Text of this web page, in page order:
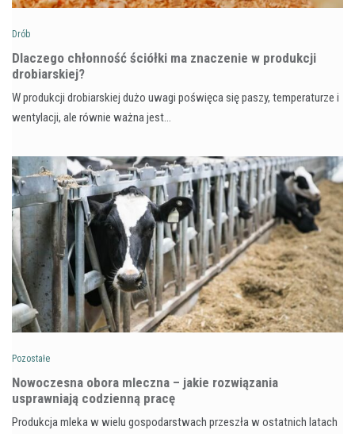
Drób
Dlaczego chłonność ściółki ma znaczenie w produkcji
drobiarskiej?
W produkcji drobiarskiej dużo uwagi poświęca się paszy, temperaturze i
wentylacji, ale równie ważna jest…
Pozostałe
Nowoczesna obora mleczna – jakie rozwiązania
usprawniają codzienną pracę
Produkcja mleka w wielu gospodarstwach przeszła w ostatnich latach